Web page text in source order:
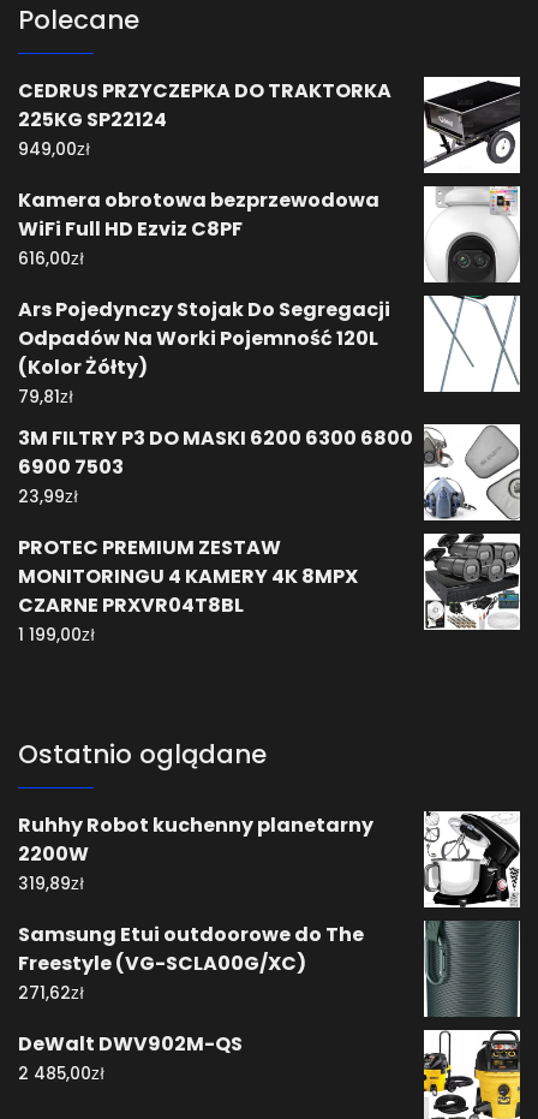
Polecane
CEDRUS PRZYCZEPKA DO TRAKTORKA
225KG SP22124
949,00zł
Kamera obrotowa bezprzewodowa
WiFi Full HD Ezviz C8PF
616,00zł
Ars Pojedynczy Stojak Do Segregacji
Odpadów Na Worki Pojemność 120L
(Kolor Żółty)
79,81zł
3M FILTRY P3 DO MASKI 6200 6300 6800
6900 7503
23,99zł
PROTEC PREMIUM ZESTAW
MONITORINGU 4 KAMERY 4K 8MPX
CZARNE PRXVR04T8BL
1 199,00zł
Ostatnio oglądane
Ruhhy Robot kuchenny planetarny
2200W
319,89zł
Samsung Etui outdoorowe do The
Freestyle (VG-SCLA00G/XC)
271,62zł
DeWalt DWV902M-QS
2 485,00zł